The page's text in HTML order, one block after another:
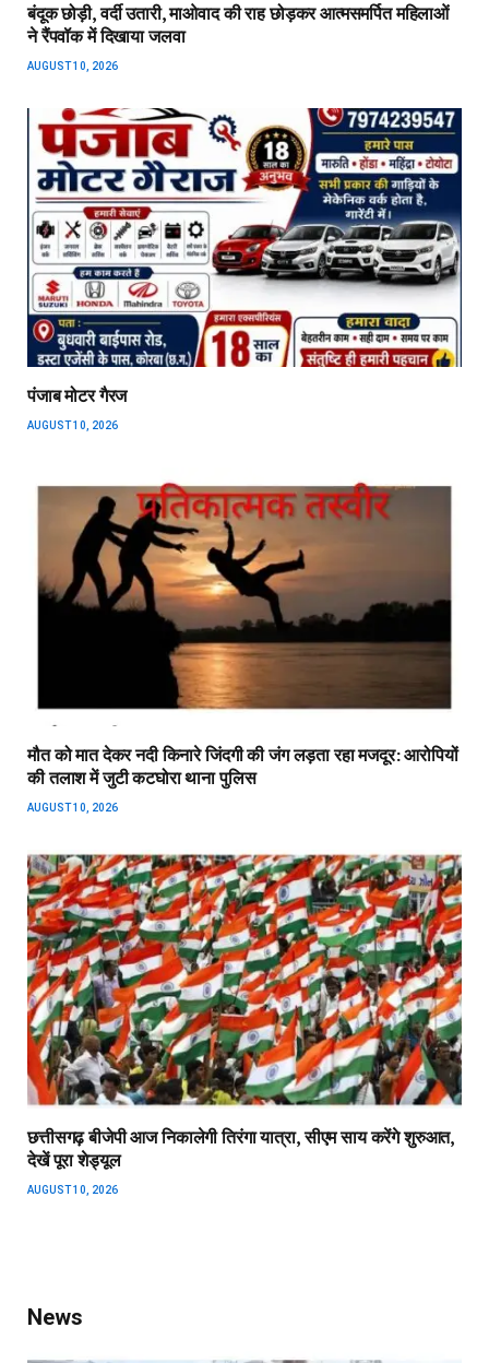
बंदूक छोड़ी, वर्दी उतारी, माओवाद की राह छोड़कर आत्मसमर्पित महिलाओं
ने रैंपवॉक में दिखाया जलवा
AUGUST 10, 2026
पंजाब मोटर गैरज
AUGUST 10, 2026
मौत को मात देकर नदी किनारे जिंदगी की जंग लड़ता रहा मजदूर: आरोपियों
की तलाश में जुटी कटघोरा थाना पुलिस
AUGUST 10, 2026
छत्तीसगढ़ बीजेपी आज निकालेगी तिरंगा यात्रा, सीएम साय करेंगे शुरुआत,
देखें पूरा शेड्यूल
AUGUST 10, 2026
News